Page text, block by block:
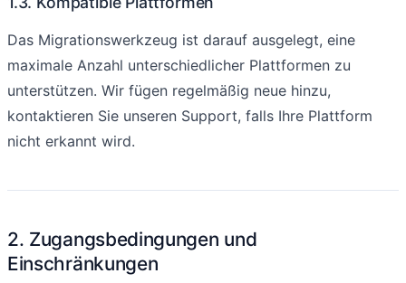
Das Migrationswerkzeug ist darauf ausgelegt, eine
maximale Anzahl unterschiedlicher Plattformen zu
unterstützen. Wir fügen regelmäßig neue hinzu,
kontaktieren Sie unseren Support, falls Ihre Plattform
nicht erkannt wird.
2. Zugangsbedingungen und
Einschränkungen